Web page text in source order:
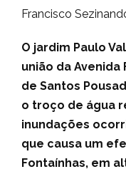
Francisco
O jardim Paulo
união da Avenida
de Santos
o troço de água
inundações
que causa um
Fontaínhas, em